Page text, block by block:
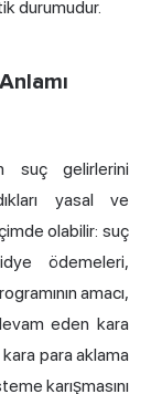
durumudur.
suç gelirlerini
yasal ve
olabilir: suç
ödemeleri,
amacı,
eden kara
para aklama
karışmasını